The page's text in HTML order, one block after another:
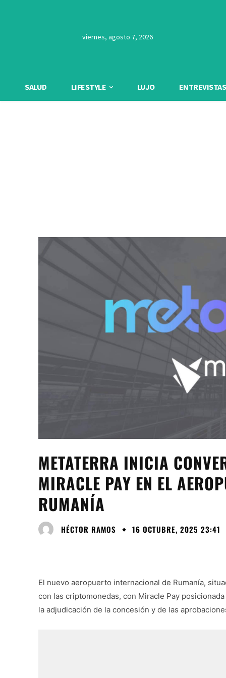
viernes, agosto 7, 2026
SALUD LIFESTYLE LUJO ENTREVISTAS
METATERRA INICIA
MIRACLE PAY EN EL
RUMANÍA
HÉCTOR RAMOS 16 OCTUBRE, 2025 23:41
El nuevo aeropuerto internacional de Rumanía,
con las criptomonedas, con Miracle Pay
la adjudicación de la concesión y de las